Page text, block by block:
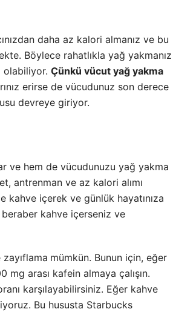
daha az kalori almanız ve bu
Böylece rahatlıkla yağ yakmanız
olabiliyor. Çünkü vücut yağ yakma
erirse de vücudunuz son derece
devreye giriyor.
ve hem de vücudunuzu yağ yakma
antrenman ve az kalori alımı
kahve içerek ve günlük hayatınıza
kahve içerseniz ve
mümkün. Bunun için, eğer
mg arası kafein almaya çalışın.
karşılayabilirsiniz. Eğer kahve
Bu hususta Starbucks